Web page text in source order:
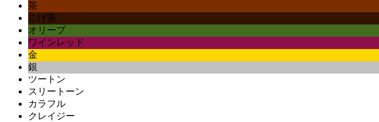
茶
こげ茶
オリーブ
ワインレッド
金
銀
ツートン
スリートーン
カラフル
クレイジー